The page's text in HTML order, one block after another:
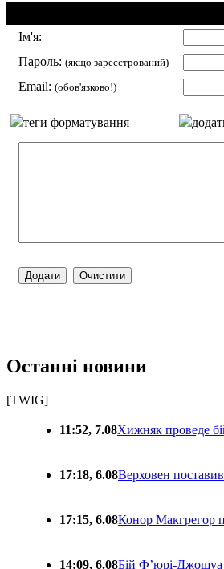
Ім'я:
Пароль: (якщо зареєстрований)
Email: (обов'язково!)
теги форматування
Останні новини
[TWIG]
11:52, 7.08Хижняк проведе
17:18, 6.08Верховен
17:15, 6.08Конор Макгрегор
14:09, 6.08Бій Ф’юрі-Джошуа